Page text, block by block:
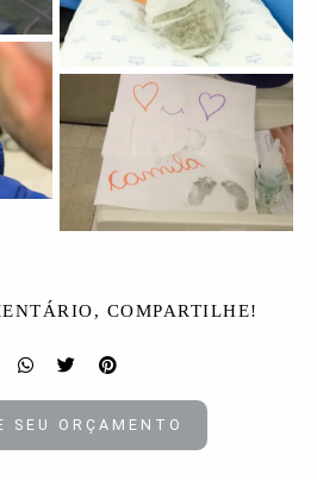
COMPARTILHE!
SEU ORÇAMENTO